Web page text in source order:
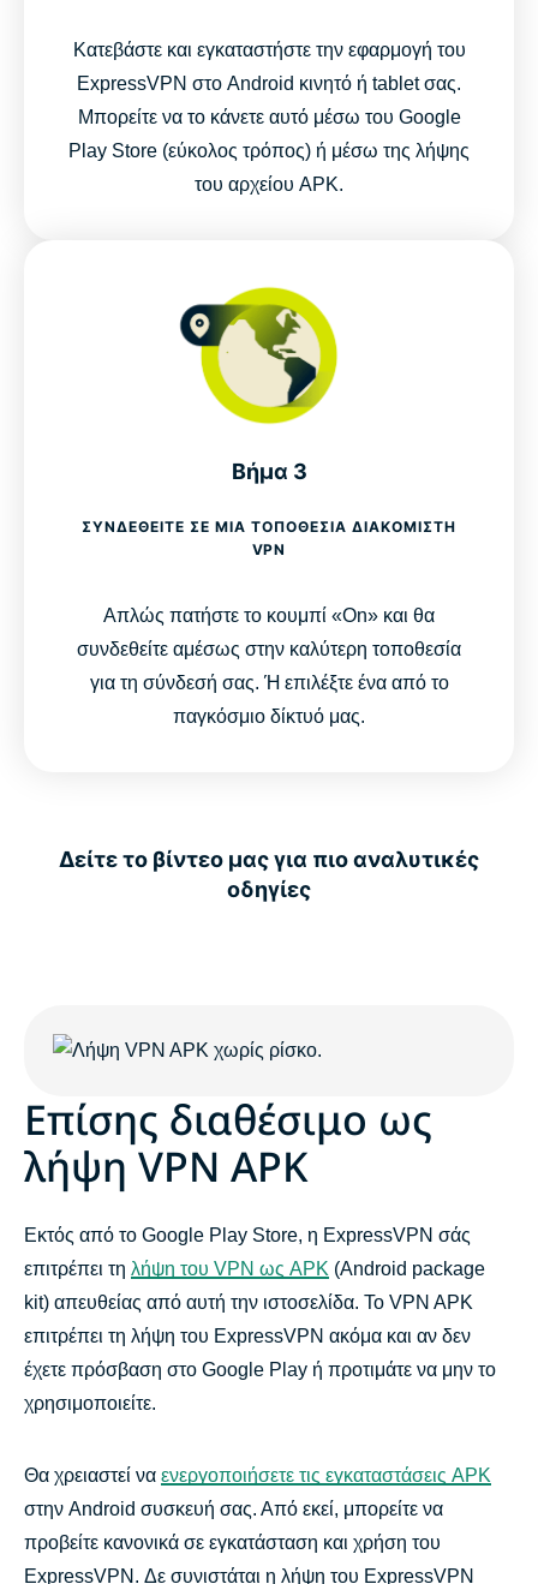
Κατεβάστε και εγκαταστήστε την εφαρμογή του
ExpressVPN στο Android κινητό ή tablet σας.
Μπορείτε να το κάνετε αυτό μέσω του Google
Play Store (εύκολος τρόπος) ή μέσω της λήψης
του αρχείου APK.
Βήμα 3
ΣΥΝΔΕΘΕΊΤΕ ΣΕ ΜΙΑ ΤΟΠΟΘΕΣΊΑ ΔΙΑΚΟΜΙΣΤΉ
VPN
Απλώς πατήστε το κουμπί «On» και θα
συνδεθείτε αμέσως στην καλύτερη τοποθεσία
για τη σύνδεσή σας. Ή επιλέξτε ένα από το
παγκόσμιο δίκτυό μας.
Δείτε το βίντεο μας για πιο αναλυτικές
οδηγίες
Επίσης διαθέσιμο ως
λήψη VPN APK
Εκτός από το Google Play Store, η ExpressVPN σάς
επιτρέπει τη λήψη του VPN ως APK (Android package
kit) απευθείας από αυτή την ιστοσελίδα. Το VPN APK
επιτρέπει τη λήψη του ExpressVPN ακόμα και αν δεν
έχετε πρόσβαση στο Google Play ή προτιμάτε να μην το
χρησιμοποιείτε.
Θα χρειαστεί να ενεργοποιήσετε τις εγκαταστάσεις APK
στην Android συσκευή σας. Από εκεί, μπορείτε να
προβείτε κανονικά σε εγκατάσταση και χρήση του
ExpressVPN. Δε συνιστάται η λήψη του ExpressVPN